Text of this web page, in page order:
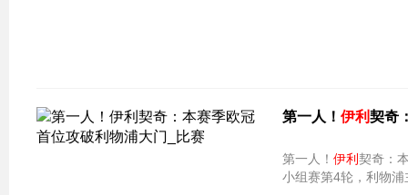
第一人！ 伊利契奇
第一人！ 伊利 契奇：本赛
小组赛第4轮，利物